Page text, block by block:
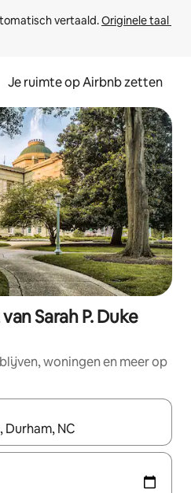
vertaald. Originele taal
Je ruimte op Airbnb zetten
Sarah P. Duke
woningen en meer op
zijn, maak je een keuze